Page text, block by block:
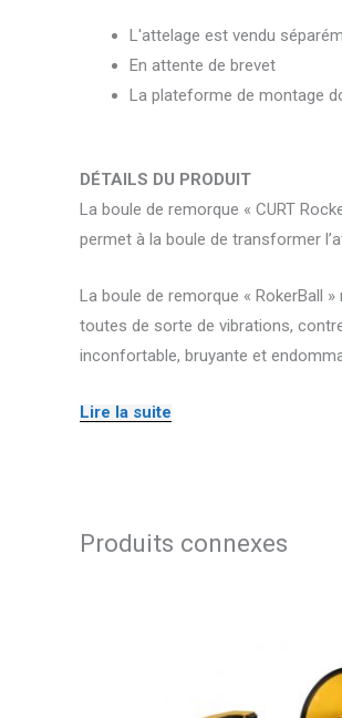
L'attelage est vendu
En attente de brevet
La plateforme de montage
DÉTAILS DU PRODUIT
La boule de remorque « CURT
permet à la boule de transformer
La boule de remorque « RokerBall
toutes de sorte de vibrations,
inconfortable, bruyante et
Lire la suite
Produits connexes